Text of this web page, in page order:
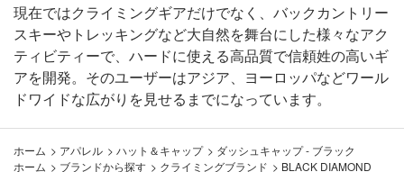
現在ではクライミングギアだけでなく、バックカントリー
スキーやトレッキングなど大自然を舞台にした様々なアク
ティビティーで、ハードに使える高品質で信頼姓の高いギ
アを開発。そのユーザーはアジア、ヨーロッパなどワール
ドワイドな広がりを見せるまでになっています。
ホーム > アパレル > ハット＆キャップ > ダッシュキャップ - ブラック
ホーム > ブランドから探す > クライミングブランド > BLACK DIAMOND